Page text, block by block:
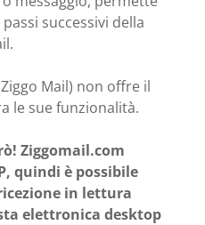
successivi della
Mail) non offre il
le sue funzionalità.
Ziggomail.com
quindi è possibile
in lettura
elettronica desktop